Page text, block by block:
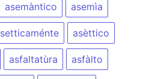
asemàntico asemìa
asèttico
asfaltatùra asfàlto